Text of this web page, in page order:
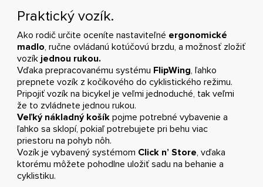
Praktický vozík.
Ako rodič určite oceníte nastaviteľné ergonomické
madlo, ručne ovládanú kotúčovú brzdu, a možnosť zložiť
vozík jednou rukou.
Vďaka prepracovanému systému FlipWing, ľahko
prepnete vozík z kočíkového do cyklistického režimu.
Pripojiť vozík na bicykel je veľmi jednoduché, tak veľmi
že to zvládnete jednou rukou.
Veľký nákladný košík pojme potrebné vybavenie a
ľahko sa sklopí, pokiaľ potrebujete pri behu viac
priestoru na pohyb nôh.
Vozík je vybavený systémom Click n’ Store, vďaka
ktorému môžete pohodlne uložiť sadu na behanie a
cyklistiku.